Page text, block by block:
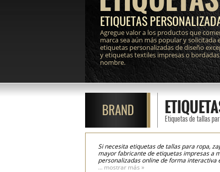
ETIQUETAS
Agregue valor a los productos que
marca sea aún más popular y solicitada
etiquetas personalizadas de diseño
y etiquetas textiles impresas o
nombre.
BRAND
Etiquetas de tallas
Si necesita etiquetas de tallas para ropa,
mayor fabricante de etiquetas impresas a
personalizadas online de forma interactiva
impresas con la talla del producto, y para
... mostrar más »